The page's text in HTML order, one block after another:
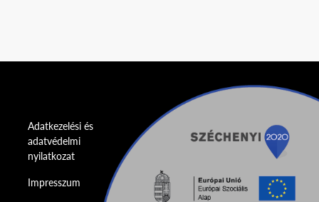
Adatkezelési és
adatvédelmi
nyilatkozat
Impresszum